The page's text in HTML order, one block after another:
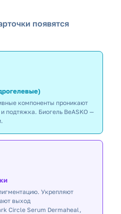
появятся
компоненты проникают
подтяжка. Биогель BeASKO —
Укрепляют
выход
Circle Serum Dermaheal,